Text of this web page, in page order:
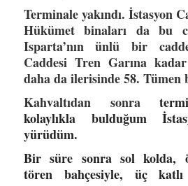
Terminale yakındı. İstasyon
Hükümet binaları da bu
Isparta’nın ünlü bir
Caddesi Tren Garına
daha da ilerisinde 58. Tümen
Kahvaltıdan sonra
kolaylıkla bulduğum
yürüdüm.
Bir süre sonra sol kolda,
tören bahçesiyle, üç